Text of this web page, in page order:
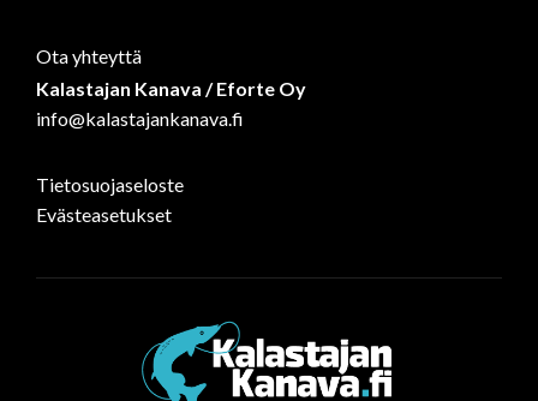
Ota yhteyttä
Kalastajan Kanava / Eforte Oy
info@kalastajankanava.fi
Tietosuojaseloste
Evästeasetukset